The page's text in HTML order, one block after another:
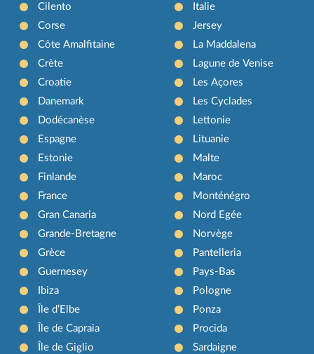
Cilento
Corse
Côte Amalfitaine
Crète
Croatie
Danemark
Dodécanèse
Espagne
Estonie
Finlande
France
Gran Canaria
Grande-Bretagne
Grèce
Guernesey
Ibiza
Île d’Elbe
Île de Capraia
Île de Giglio
Italie
Jersey
La Maddalena
Lagune de Venise
Les Açores
Les Cyclades
Lettonie
Lituanie
Malte
Maroc
Monténégro
Nord Egée
Norvège
Pantelleria
Pays-Bas
Pologne
Ponza
Procida
Sardaigne